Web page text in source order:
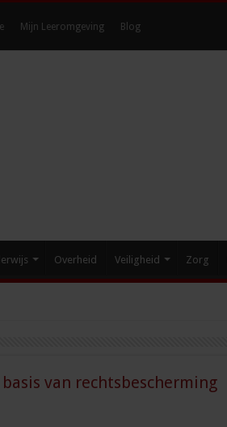
Mijn Leeromgeving Blog
Overheid Veiligheid Zorg
van rechtsbescherming